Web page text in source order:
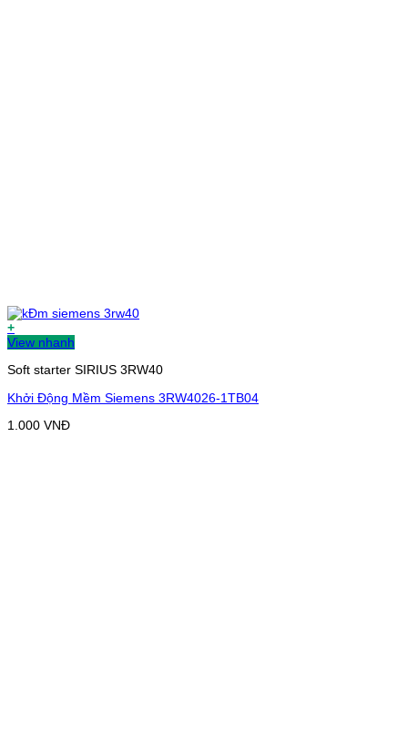
+
View nhanh
Soft starter SIRIUS 3RW40
Khởi Động Mềm Siemens 3RW4026-1TB04
1.000 VNĐ